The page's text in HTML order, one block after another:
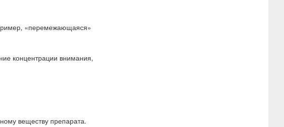
«перемежающаяся»
концентрации внимания,
веществу препарата.